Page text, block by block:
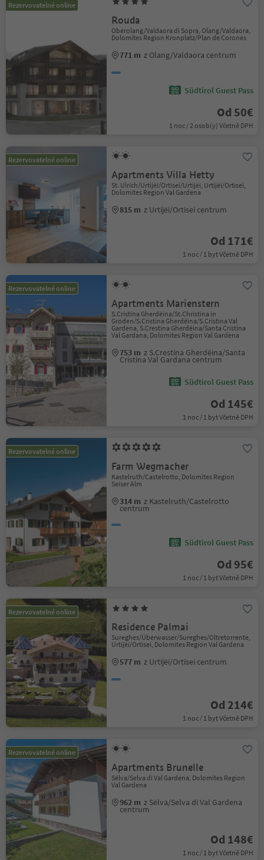
Rezervovatelné online
Rouda
Oberolang/Valdaora di Sopra, Olang/Valdaora,
Dolomites Region Kronplatz/Plan de Corones
771 m z Olang/Valdaora centrum
Südtirol Guest Pass
Od 50€
1 noc / 2 osob(y) Včetně DPH
Rezervovatelné online
Apartments Villa Hetty
St. Ulrich/Urtijëi/Ortisei/Urtijëi, Urtijëi/Ortisei,
Dolomites Region Val Gardena
815 m z Urtijëi/Ortisei centrum
Od 171€
1 noc / 1 byt Včetně DPH
Rezervovatelné online
Apartments Marienstern
S.Cristina Gherdëina/St.Christina in
Gröden/S.Cristina Gherdëina/S.Cristina Val
Gardena, S.Crestina Gherdëina/Santa Cristina
Val Gardana, Dolomites Region Val Gardena
753 m z S.Crestina Gherdëina/Santa
Cristina Val Gardana centrum
Südtirol Guest Pass
Od 145€
1 noc / 1 byt Včetně DPH
Rezervovatelné online
Farm Wegmacher
Kastelruth/Castelrotto, Dolomites Region
Seiser Alm
314 m z Kastelruth/Castelrotto
centrum
Südtirol Guest Pass
Od 95€
1 noc / 1 byt Včetně DPH
Rezervovatelné online
Residence Palmai
Sureghes/Überwasser/Sureghes/Oltretorrente,
Urtijëi/Ortisei, Dolomites Region Val Gardena
577 m z Urtijëi/Ortisei centrum
Od 214€
1 noc / 1 byt Včetně DPH
Rezervovatelné online
Apartments Brunelle
Sëlva/Selva di Val Gardena, Dolomites Region
Val Gardena
962 m z Sëlva/Selva di Val Gardena
centrum
Od 148€
1 noc / 1 byt Včetně DPH